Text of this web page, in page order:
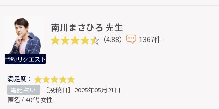
予約リクエスト
南川まさひろ 先生
（4.88） 1367件
満足度：
電話占い
［投稿日］2025年05月21日
匿名 / 40代 女性